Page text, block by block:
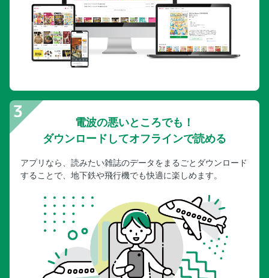
電波の悪いところでも！
ダウンロードしてオフラインで読める
アプリなら、読みたい雑誌のデータをまるごとダウンロード
することで、地下鉄や飛行機でも快適に楽しめます。